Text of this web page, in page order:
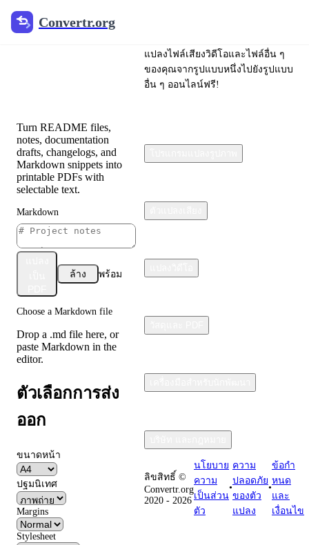
Convertr.org
Markdown
Turn README files,
notes, documentation
drafts, changelogs, and
Markdown snippets into
printable PDFs with
selectable text.
Markdown
ล้าง พร้อม
Choose a Markdown file
Drop a .md file here, or
paste Markdown in the
editor.
ตัวเลือกการส่ง
ออก
ขนาดหน้า
ปฐมนิเทศ
Margins
Stylesheet
แปลงไฟล์เสียงวิดีโอและไฟล์อื่น ๆ
ของคุณจากรูปแบบหนึ่งไปยังรูปแบบ
อื่น ๆ ออนไลน์ฟรี!
ลิขสิทธิ์ ©
Convertr.org
2020 - 2026
นโยบาย
ความ
เป็นส่วน
ตัว
•
ความ
ปลอดภัย
ของตัว
แปลง
•
ข้อกํา
หนด
และ
เงื่อนไข